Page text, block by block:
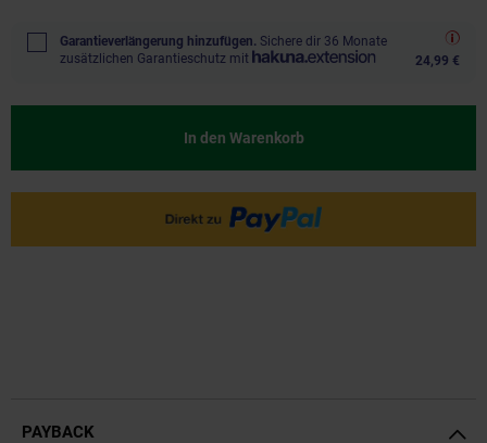
Garantieverlängerung hinzufügen. Sichere dir 36 Monate
zusätzlichen Garantieschutz mit
24,99 €
In den Warenkorb
PAYBACK